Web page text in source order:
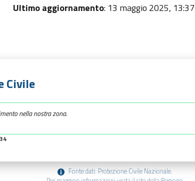
Ultimo aggiornamento: 13 maggio 2025, 13:37
Civile
nella nostra zona.
Fonte dati: Protezione Civile Nazionale.